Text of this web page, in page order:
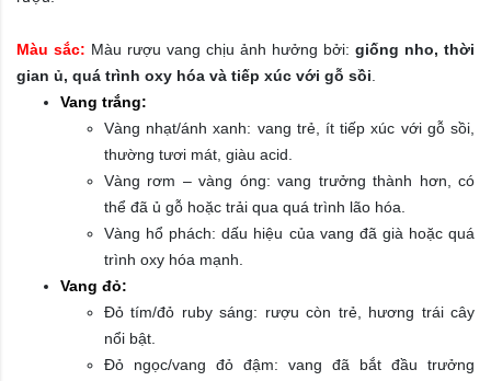
Màu sắc: Màu rượu vang chịu ảnh hưởng bởi: giống nho, thời
gian ủ, quá trình oxy hóa và tiếp xúc với gỗ sồi.
Vang trắng:
Vàng nhạt/ánh xanh: vang trẻ, ít tiếp xúc với gỗ sồi,
thường tươi mát, giàu acid.
Vàng rơm – vàng óng: vang trưởng thành hơn, có
thể đã ủ gỗ hoặc trải qua quá trình lão hóa.
Vàng hổ phách: dấu hiệu của vang đã già hoặc quá
trình oxy hóa mạnh.
Vang đỏ:
Đỏ tím/đỏ ruby sáng: rượu còn trẻ, hương trái cây
nổi bật.
Đỏ ngọc/vang đỏ đậm: vang đã bắt đầu trưởng